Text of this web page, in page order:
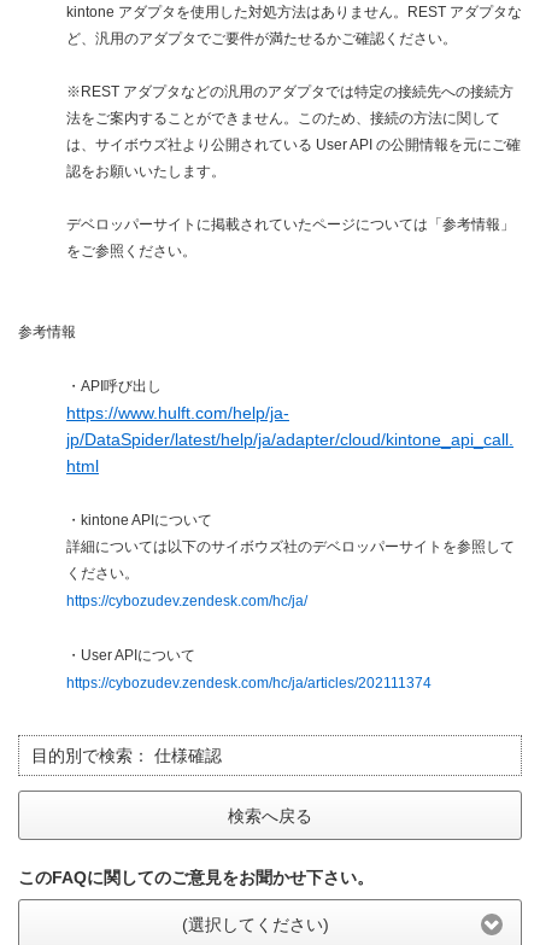
kintone アダプタを使用した対処方法はありません。REST アダプタな
ど、汎用のアダプタでご要件が満たせるかご確認ください。
※REST アダプタなどの汎用のアダプタでは特定の接続先への接続方
法をご案内することができません。このため、接続の方法に関して
は、サイボウズ社より公開されている User API の公開情報を元にご確
認をお願いいたします。
デベロッパーサイトに掲載されていたページについては「参考情報」
をご参照ください。
参考情報
・API呼び出し
https://www.hulft.com/help/ja-
jp/DataSpider/latest/help/ja/adapter/cloud/kintone_api_call.
html
・kintone APIについて
詳細については以下のサイボウズ社のデベロッパーサイトを参照して
ください。
https://cybozudev.zendesk.com/hc/ja/
・User APIについて
https://cybozudev.zendesk.com/hc/ja/articles/202111374
目的別で検索： 仕様確認
検索へ戻る
このFAQに関してのご意見をお聞かせ下さい。
(選択してください)